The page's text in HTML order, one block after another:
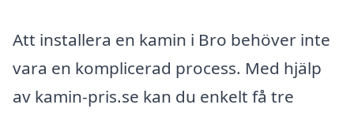
Att installera en kamin i Bro behöver inte
vara en komplicerad process. Med hjälp
av kamin-pris.se kan du enkelt få tre